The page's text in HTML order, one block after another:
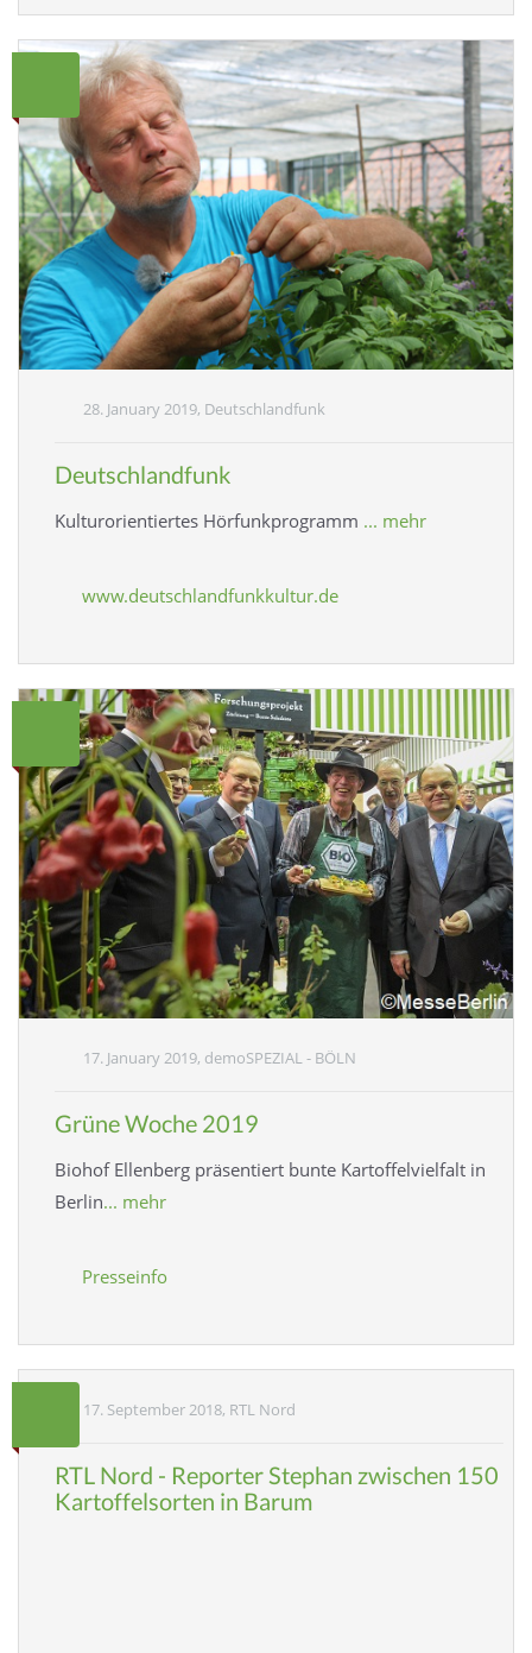
28. January 2019, Deutschlandfunk
Deutschlandfunk
Kulturorientiertes Hörfunkprogramm ... mehr
www.deutschlandfunkkultur.de
17. January 2019, demoSPEZIAL - BÖLN
Grüne Woche 2019
Biohof Ellenberg präsentiert bunte Kartoffelvielfalt in
Berlin... mehr
Presseinfo
17. September 2018, RTL Nord
RTL Nord - Reporter Stephan zwischen 150
Kartoffelsorten in Barum